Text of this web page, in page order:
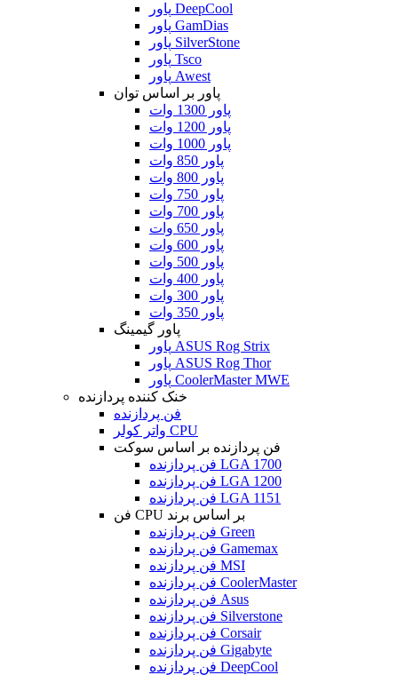
پاور DeepCool
پاور GamDias
پاور SilverStone
پاور Tsco
پاور Awest
پاور بر اساس توان
پاور 1300 وات
پاور 1200 وات
پاور 1000 وات
پاور 850 وات
پاور 800 وات
پاور 750 وات
پاور 700 وات
پاور 650 وات
پاور 600 وات
پاور 500 وات
پاور 400 وات
پاور 300 وات
پاور 350 وات
پاور گیمینگ
پاور ASUS Rog Strix
پاور ASUS Rog Thor
پاور CoolerMaster MWE
خنک کننده پردازنده
فن پردازنده
واتر کولر CPU
فن پردازنده بر اساس سوکت
فن پردازنده LGA 1700
فن پردازنده LGA 1200
فن پردازنده LGA 1151
فن CPU بر اساس برند
فن پردازنده Green
فن پردازنده Gamemax
فن پردازنده MSI
فن پردازنده CoolerMaster
فن پردازنده Asus
فن پردازنده Silverstone
فن پردازنده Corsair
فن پردازنده Gigabyte
فن پردازنده DeepCool